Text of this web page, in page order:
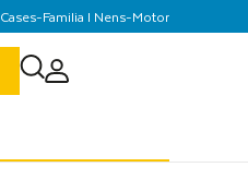
Cases-Familia I Nens-Motor